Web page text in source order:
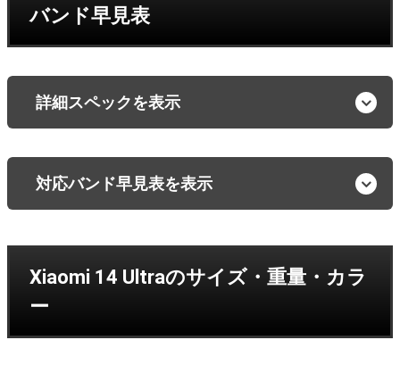
バンド早見表
詳細スペックを表示
対応バンド早見表を表示
Xiaomi 14 Ultraのサイズ・重量・カラ
ー